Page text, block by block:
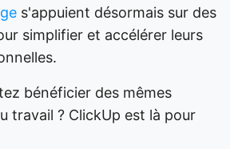
s'appuient désormais sur des
simplifier et accélérer leurs
bénéficier des mêmes
travail ? ClickUp est là pour